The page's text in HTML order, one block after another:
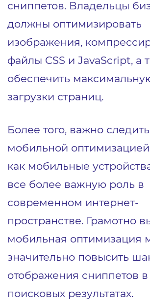
сниппетов. Владельцы
должны оптимизировать
изображения,
файлы CSS и JavaScript, а
обеспечить
загрузки страниц.
Более того, важно
мобильной оптимизацией
как мобильные
все более важную роль в
современном интернет-
пространстве. Грамотно
мобильная оптимизация
значительно повысить
отображения сниппетов
поисковых результатах.